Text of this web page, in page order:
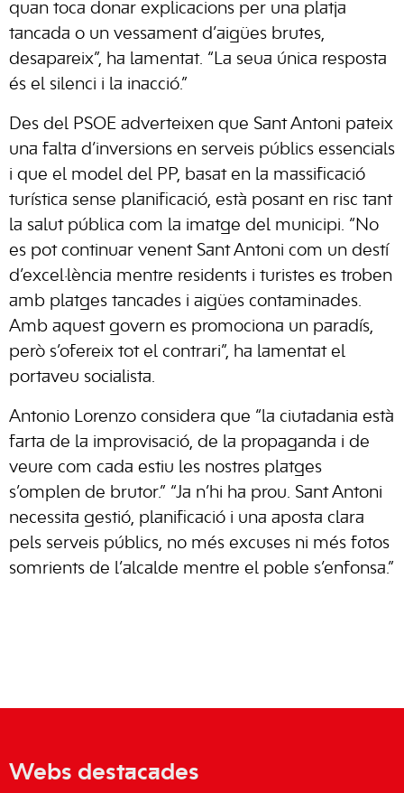
quan toca donar explicacions per una platja
tancada o un vessament d’aigües brutes,
desapareix”, ha lamentat. “La seua única resposta
és el silenci i la inacció.”
Des del PSOE adverteixen que Sant Antoni pateix
una falta d’inversions en serveis públics essencials
i que el model del PP, basat en la massificació
turística sense planificació, està posant en risc tant
la salut pública com la imatge del municipi. “No
es pot continuar venent Sant Antoni com un destí
d’excel·lència mentre residents i turistes es troben
amb platges tancades i aigües contaminades.
Amb aquest govern es promociona un paradís,
però s’ofereix tot el contrari”, ha lamentat el
portaveu socialista.
Antonio Lorenzo considera que “la ciutadania està
farta de la improvisació, de la propaganda i de
veure com cada estiu les nostres platges
s’omplen de brutor.” “Ja n’hi ha prou. Sant Antoni
necessita gestió, planificació i una aposta clara
pels serveis públics, no més excuses ni més fotos
somrients de l’alcalde mentre el poble s’enfonsa.”
Webs destacades